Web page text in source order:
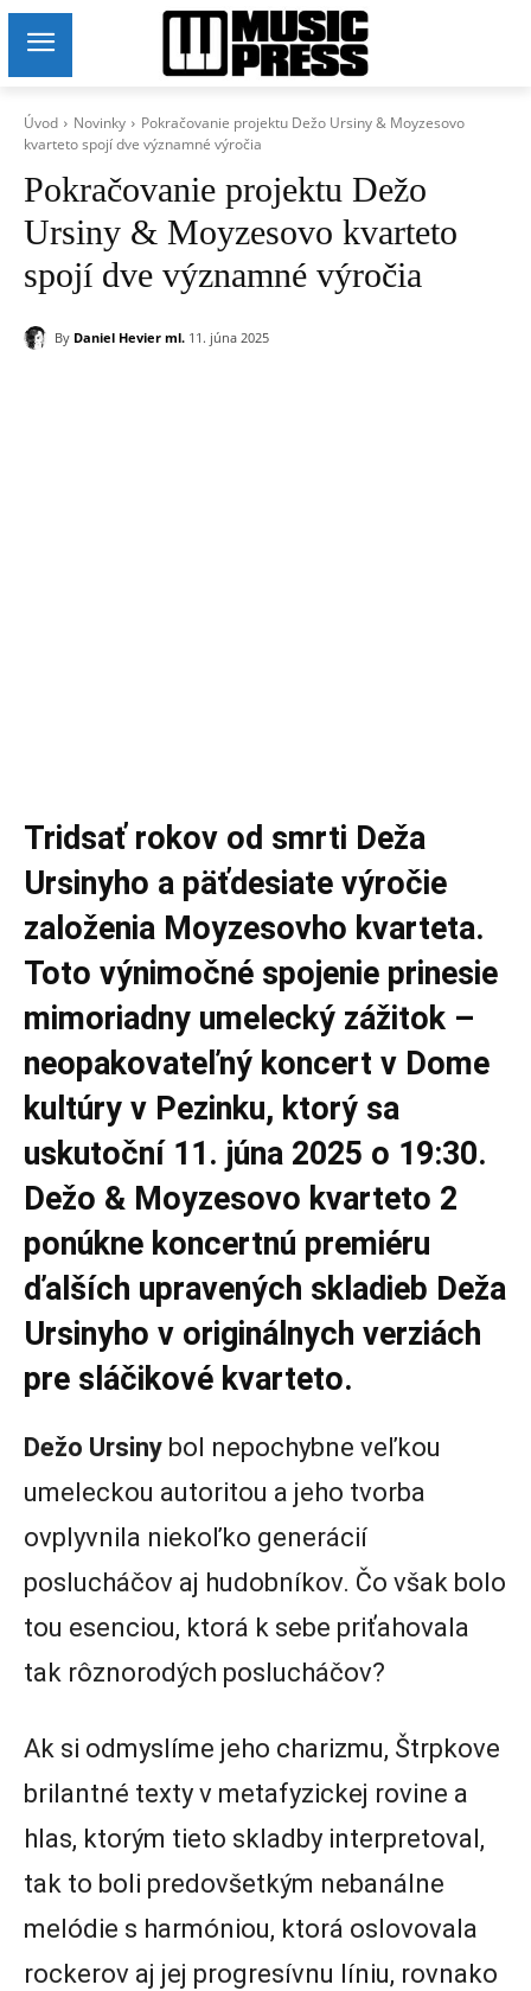
Úvod Novinky
Pokračovanie projektu Dežo Ursiny & Moyzesovo
kvarteto spojí dve významné výročia
Pokračovanie projektu Dežo
Ursiny & Moyzesovo kvarteto
spojí dve významné výročia
By Daniel Hevier ml. 11. júna 2025
Tridsať rokov od smrti Deža
Ursinyho a päťdesiate výročie
založenia Moyzesovho kvarteta.
Toto výnimočné spojenie prinesie
mimoriadny umelecký zážitok –
neopakovateľný koncert v Dome
kultúry v Pezinku, ktorý sa
uskutoční 11. júna 2025 o 19:30.
Dežo & Moyzesovo kvarteto 2
ponúkne koncertnú premiéru
ďalších upravených skladieb Deža
Ursinyho v originálnych verziách
pre sláčikové kvarteto.
Dežo Ursiny bol nepochybne veľkou
umeleckou autoritou a jeho tvorba
ovplyvnila niekoľko generácií
poslucháčov aj hudobníkov. Čo však bolo
tou esenciou, ktorá k sebe priťahovala
tak rôznorodých poslucháčov?
Ak si odmyslíme jeho charizmu, Štrpkove
brilantné texty v metafyzickej rovine a
hlas, ktorým tieto skladby interpretoval,
tak to boli predovšetkým nebanálne
melódie s harmóniou, ktorá oslovovala
rockerov aj jej progresívnu líniu, rovnako